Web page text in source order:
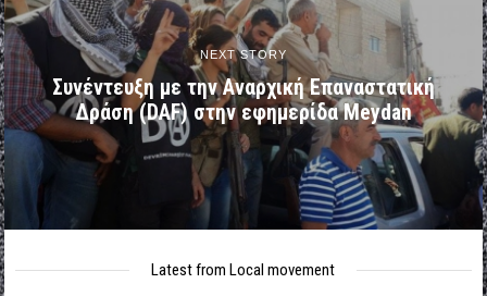
NEXT STORY
Συνέντευξη με την Αναρχική Επαναστατική
Δράση (DAF) στην εφημερίδα Meydan
Latest from Local movement